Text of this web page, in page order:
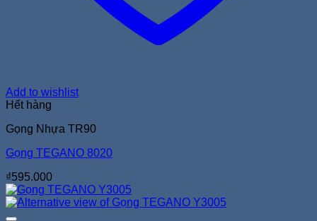
Add to wishlist
Hết hàng
Gọng Nhựa TR90
Gọng TEGANO 8020
₫595.000